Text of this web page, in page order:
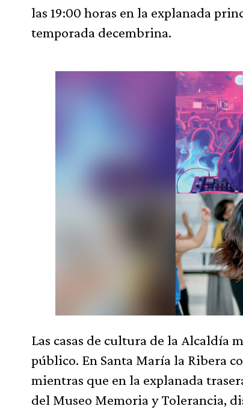
las 19:00 horas en la explanada
temporada decembrina.
Las casas de cultura de la Alcaldía
público. En Santa María la Ribera
mientras que en la explanada
del Museo Memoria y Tolerancia,